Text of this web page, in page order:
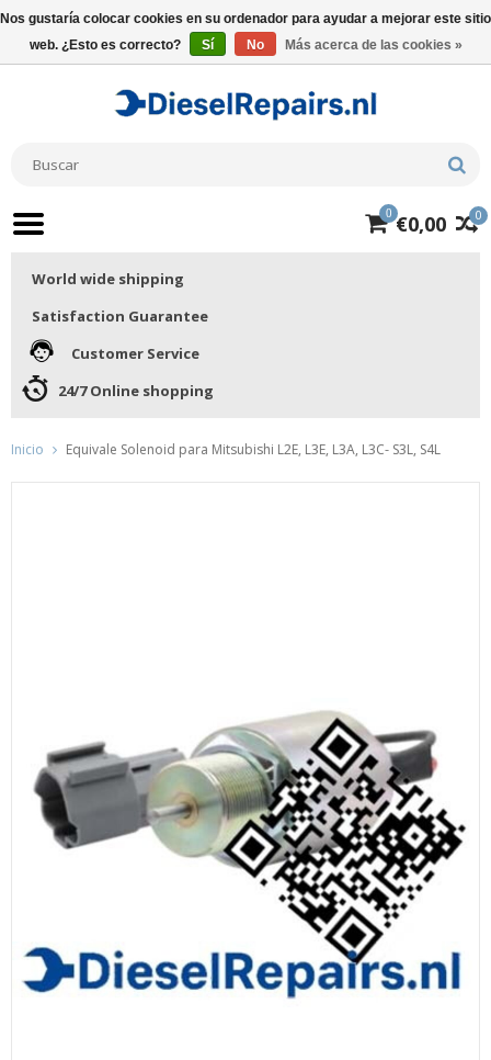
0
0 €0,00
World wide shipping
Satisfaction Guarantee
Customer Service
24/7 Online shopping
Inicio Equivale Solenoid para Mitsubishi L2E, L3E, L3A, L3C- S3L, S4L
Nos gustaría colocar cookies en su ordenador para ayudar a mejorar este sitio
web. ¿Esto es correcto?
Sí No Más acerca de las cookies »